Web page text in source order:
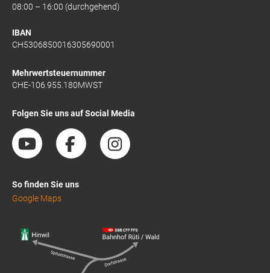
08:00 – 16:00 (durchgehend)
IBAN
CH5306850016305690001
Mehrwertsteuernummer
CHE-106.955.180MWST
Folgen Sie uns auf Social Media
So finden Sie uns
Google Maps